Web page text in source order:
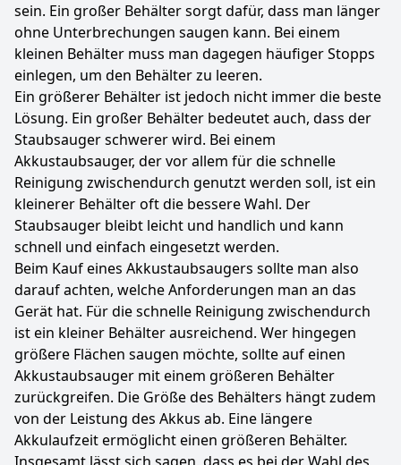
sein. Ein großer Behälter sorgt dafür, dass man länger
ohne Unterbrechungen saugen kann. Bei einem
kleinen Behälter muss man dagegen häufiger Stopps
einlegen, um den Behälter zu leeren.
Ein größerer Behälter ist jedoch nicht immer die beste
Lösung. Ein großer Behälter bedeutet auch, dass der
Staubsauger schwerer wird. Bei einem
Akkustaubsauger, der vor allem für die schnelle
Reinigung zwischendurch genutzt werden soll, ist ein
kleinerer Behälter oft die bessere Wahl. Der
Staubsauger bleibt leicht und handlich und kann
schnell und einfach eingesetzt werden.
Beim Kauf eines Akkustaubsaugers sollte man also
darauf achten, welche Anforderungen man an das
Gerät hat. Für die schnelle Reinigung zwischendurch
ist ein kleiner Behälter ausreichend. Wer hingegen
größere Flächen saugen möchte, sollte auf einen
Akkustaubsauger mit einem größeren Behälter
zurückgreifen. Die Größe des Behälters hängt zudem
von der Leistung des Akkus ab. Eine längere
Akkulaufzeit ermöglicht einen größeren Behälter.